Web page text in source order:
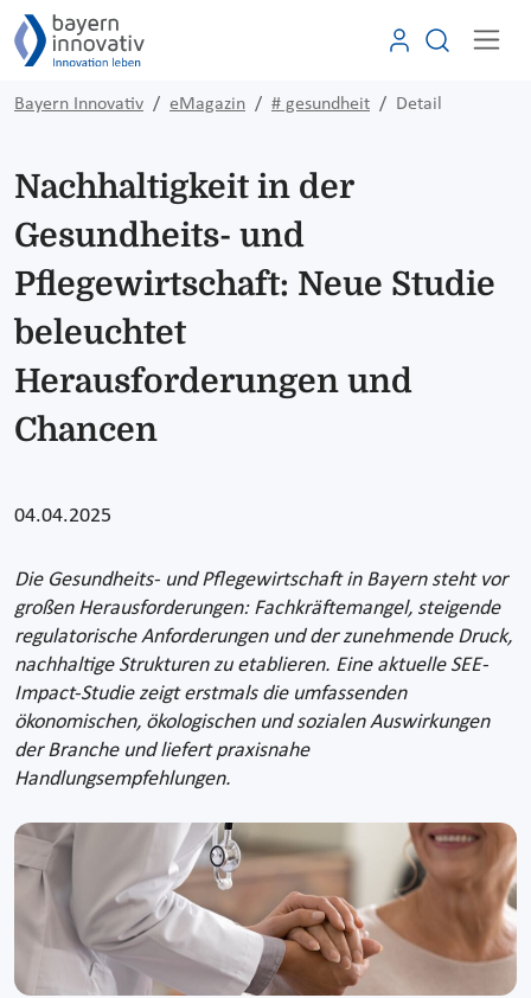
Bayern Innovativ eMagazin # gesundheit Detail
Nachhaltigkeit in der
Gesundheits- und
Pflegewirtschaft: Neue Studie
beleuchtet
Herausforderungen und
Chancen
04.04.2025
Die Gesundheits- und Pflegewirtschaft in Bayern steht vor
großen Herausforderungen: Fachkräftemangel, steigende
regulatorische Anforderungen und der zunehmende Druck,
nachhaltige Strukturen zu etablieren. Eine aktuelle SEE-
Impact-Studie zeigt erstmals die umfassenden
ökonomischen, ökologischen und sozialen Auswirkungen
der Branche und liefert praxisnahe
Handlungsempfehlungen.